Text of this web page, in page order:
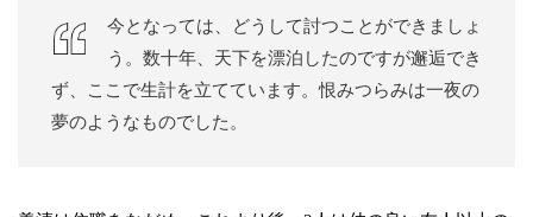
今となっては、どうして討つことができましょ
う。数十年、天下を漂泊したのですが邂逅でき
ず、ここで生計を立てています。恨みつらみは一夜の
夢のようなものでした。